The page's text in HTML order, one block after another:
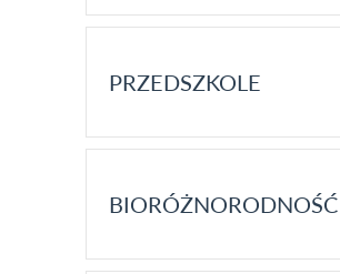
PRZEDSZKOLE
BIORÓŻNORODNOŚĆ